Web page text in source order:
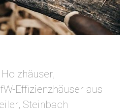
Effizienzhäuser aus
Steinbach